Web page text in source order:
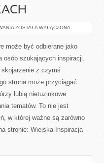
PODRÓŻE
WIOSKACH
ZOSTAŁA WYŁĄCZONA
może być odbierane jako
osób szukających inspiracji.
z czymś
strona może przyciągać
lubią nietuzinkowe
tematów. To nie jest
w której ważne są zarówno
stronie: Wiejska Inspiracja –